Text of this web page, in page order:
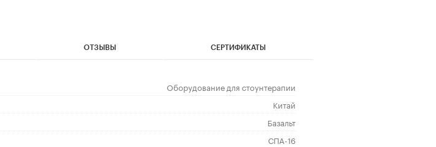
ОТЗЫВЫ СЕРТИФИКАТЫ
Оборудование для стоунтерапии
Китай
Базальт
СПА-16